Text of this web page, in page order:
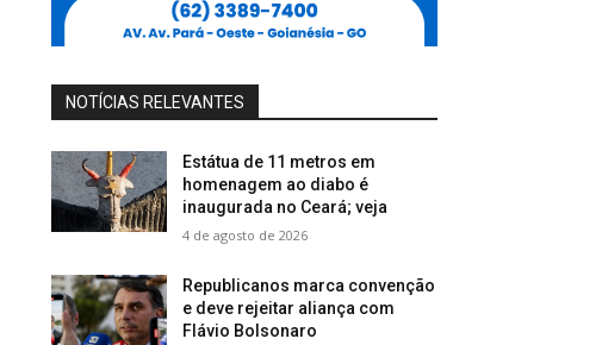
NOTÍCIAS RELEVANTES
Estátua de 11 metros em
homenagem ao diabo é
inaugurada no Ceará; veja
4 de agosto de 2026
Republicanos marca convenção
e deve rejeitar aliança com
Flávio Bolsonaro